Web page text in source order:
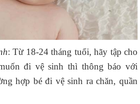
: Từ 18-24 tháng tuổi, hãy tập cho
đi vệ sinh thì thông báo với
hợp bé đi vệ sinh ra chăn, quần